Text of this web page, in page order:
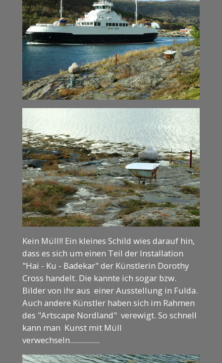
Kein Müll!! Ein kleines Schild wies darauf hin,
dass es sich um einen Teil der Installation
"Hai - Ku - Badekar" der Künstlerin Dorothy
Cross handelt. Die kannte ich sogar bzw.
Bilder von ihr aus einer Ausstellung in Fulda.
Auch andere Künstler haben sich im Rahmen
des "Artscape Nordland" verewigt. So schnell
kann man Kunst mit Müll
verwechseln...............